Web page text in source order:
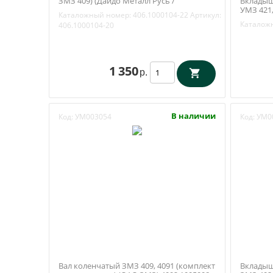
Каталожный номер: 406.1000104-22 Артикул:
406.1000104-20
1 350 р.
УМЗ
Код: УМ003054 В наличии
Вал коленчатый ЗМЗ 409, 4091 (комплект
Код: